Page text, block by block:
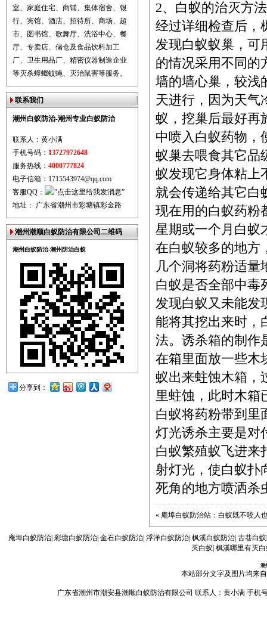
室、家庭住宅、商铺、集体宿舍、银
行、宾馆、酒店、招待所、商场、超
市、图书馆、歌舞厅、洗浴中心、餐
厅、专卖店、储仓及食品饮料加工
厂、卫生用品厂、精密仪器制造企业
等灭杀蟑螂蚊蝇、灭治鼠害等服务。
联系我们
潮州白蚁防治-潮州专业白蚁防治
联系人：黄小满
手机号码： 13727972648
服务热线： 4000777824
电子信箱：1715543974@qq.com
客服QQ：
地址： 广东省潮州市彩塘镇彩金路
潮州潮顺白蚁防治有限公司二维码
潮州白蚁防治-潮州防治白蚁
分享到：
2、白蚁的治灭方法
经过详细检查后，
发现白蚁蚁巢，可
的情况采用不同的
墙的墙心巢，较浅
天进行，因为天气
蚁，挖巢后最好再
中喷入白蚁药物，
蚁巢去喂食其它品
蚁发现它身体粘上
就会传递给其它白
现在用的白蚁药粉
星期或一个月白蚁
在白蚁较多的地方
几个洞将药粉适量
白蚁是否全部中毒
发现白蚁又未能发
能将其挖出来时，
法。诱杀箱的制作
在箱里面放一些木
蚁出来蛀蚀木箱，
里蛀蚀，此时木箱
白蚁将药粉带到里
灯光诱杀主要是对
白蚁繁殖蚁飞进来
射灯光，使白蚁扑
死角的地方喷洒杀
« 庵埠白蚁防治站：白蚁既不咬人
庵埠白蚁防治| 彩塘白蚁防治| 金石白蚁防治| 浮洋白蚁防治| 枫溪白蚁防治| 古巷白
灭白蚁 枫溪哪里有灭白
潮
本站部分文字及图片均来
广东省潮州市潮安县潮顺白蚁防治有限公司 联系人：黄小满 手机